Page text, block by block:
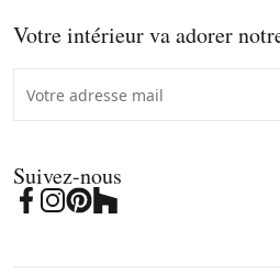
Votre intérieur va adorer
Suivez-nous